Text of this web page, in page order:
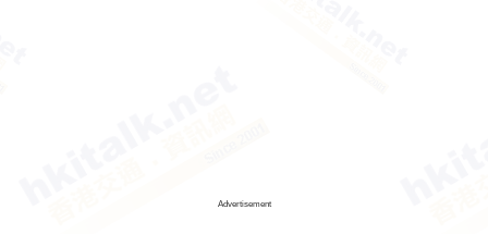
Advertisement